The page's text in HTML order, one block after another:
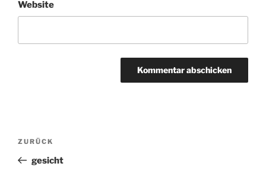
Website
Beitragsnavigation
Vorheriger
Beitrag
ZURÜCK
gesicht